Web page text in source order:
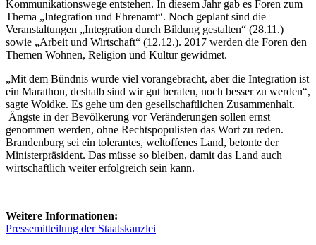
Kommunikationswege entstehen. In diesem Jahr gab es Foren zum
Thema „Integration und Ehrenamt“. Noch geplant sind die
Veranstaltungen „Integration durch Bildung gestalten“ (28.11.)
sowie „Arbeit und Wirtschaft“ (12.12.). 2017 werden die Foren den
Themen Wohnen, Religion und Kultur gewidmet.
„Mit dem Bündnis wurde viel vorangebracht, aber die Integration ist
ein Marathon, deshalb sind wir gut beraten, noch besser zu werden“,
sagte Woidke. Es gehe um den gesellschaftlichen Zusammenhalt.
Ängste in der Bevölkerung vor Veränderungen sollen ernst
genommen werden, ohne Rechtspopulisten das Wort zu reden.
Brandenburg sei ein tolerantes, weltoffenes Land, betonte der
Ministerpräsident. Das müsse so bleiben, damit das Land auch
wirtschaftlich weiter erfolgreich sein kann.
Weitere Informationen:
Pressemitteilung der Staatskanzlei